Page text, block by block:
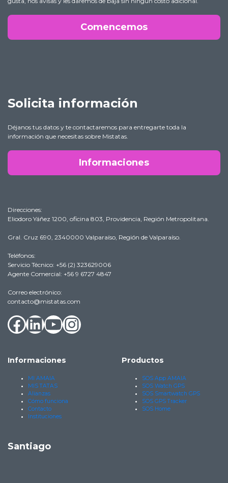
Comencemos
Solicita información
Déjanos tus datos y te contactaremos para entregarte toda la
información que necesitas sobre Mistatas.
Informaciones
Direcciones:
Eliodoro Yáñez 1200, oficina 803, Providencia, Región Metropolitana.
Gral. Cruz 690, 2340000 Valparaíso, Región de Valparaíso.
Teléfonos:
Servicio Técnico: +56 (2) 323629006
Agente Comercial: +56 9 6727 4847
Correo electrónico:
contacto@mistatas.com
Facebook
LinkedIn
YouTube
Instagram
Informaciones
MI AMAIA
MIS TATAS
Alianzas
Cómo funciona
Contacto
Instituciones
Productos
SOS App AMAIA
SOS Watch GPS
SOS Smartwatch GPS
SOS GPS Tracker
SOS Home
Santiago